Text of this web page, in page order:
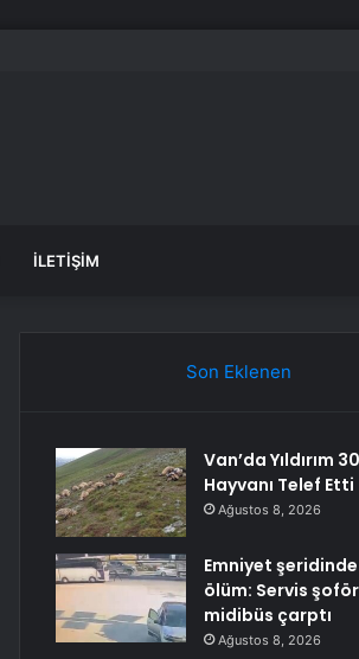
İLETIŞIM
Son Eklenen
Van’da Yıldırım 30
Hayvanı Telef Etti
Ağustos 8, 2026
Emniyet
ölüm: Servis
midibüs çarptı
Ağustos 8, 2026